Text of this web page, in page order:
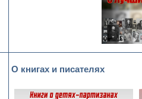
О книгах и писателях